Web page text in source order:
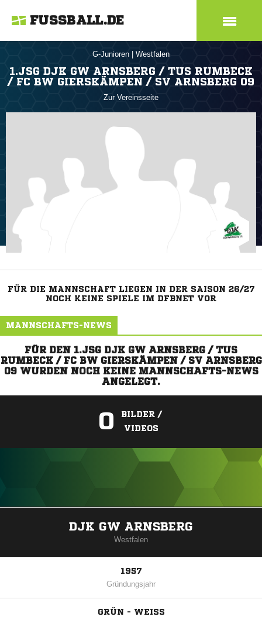
FUSSBALL.DE
G-Junioren Westfalen
1.JSG DJK GW ARNSBERG / TUS RUMBECK
/ FC BW GIERSKÄMPEN / SV ARNSBERG 09
Zur Vereinsseite
FÜR DIE MANNSCHAFT LIEGEN IN DER SAISON 26/27
NOCH KEINE SPIELE IM DFBNET VOR
MANNSCHAFTS-NEWS
FÜR DEN 1.JSG DJK GW ARNSBERG / TUS
RUMBECK / FC BW GIERSKÄMPEN / SV ARNSBERG
09 WURDEN NOCH KEINE MANNSCHAFTS-NEWS
ANGELEGT.
0
BILDER /
VIDEOS
DJK GW ARNSBERG
Westfalen
1957
Gründungsjahr
GRÜN - WEISS